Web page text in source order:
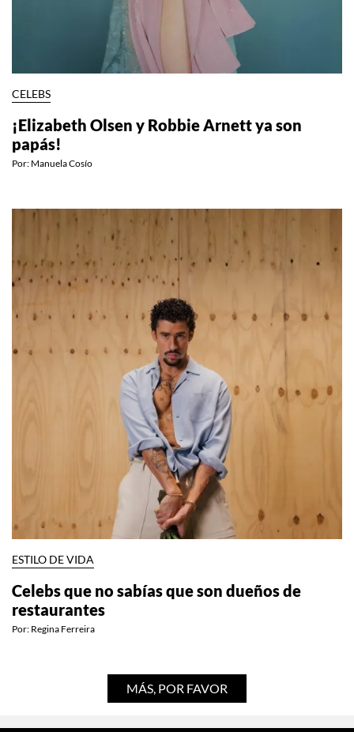
CELEBS
¡Elizabeth Olsen y Robbie Arnett ya son
papás!
Por: Manuela Cosío
ESTILO DE VIDA
Celebs que no sabías que son dueños de
restaurantes
Por: Regina Ferreira
MÁS, POR FAVOR